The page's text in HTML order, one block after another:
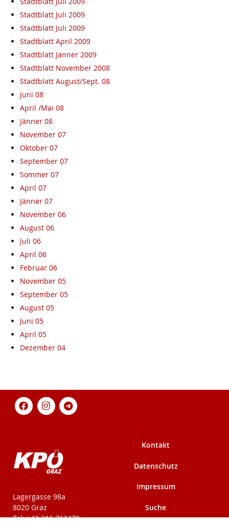
Stadtblatt Juli 2009
Stadtblatt Juli 2009
Stadtblatt April 2009
Stadtblatt Jänner 2009
Stadtblatt November 2008
Stadtblatt August/Sept. 08
Juni 08
April /Mai 08
Jänner 08
November 07
Oktober 07
September 07
Sommer 07
April 07
Jänner 07
November 06
August 06
Juli 06
April 06
Februar 06
November 05
September 05
August 05
Juni 05
April 05
Dezember 04
KPÖ-Steiermark
Lagergasse 98a
8020 Graz
Tel: +43 316 712479
Kontakt
Datenschutz
Impressum
Suche